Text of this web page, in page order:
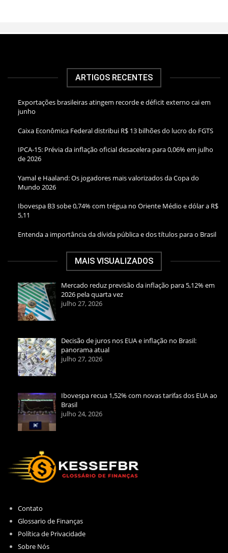
ARTIGOS RECENTES
Exportações brasileiras atingem recorde e déficit externo cai em
junho
Caixa Econômica Federal distribui R$ 13 bilhões do lucro do FGTS
IPCA-15: Prévia da inflação oficial desacelera para 0,06% em julho
de 2026
Yamal e Haaland: Os jogadores mais valorizados da Copa do
Mundo 2026
Ibovespa B3 sobe 0,74% com trégua no Oriente Médio e dólar a R$
5,11
Entenda a importância da dívida pública e dos títulos para o Brasil
MAIS VISUALIZADOS
Mercado reduz previsão da inflação para 5,12% em
2026 pela quarta vez
julho 27, 2026
Decisão de juros nos EUA e inflação no Brasil:
panorama atual
julho 27, 2026
Ibovespa recua 1,52% com novas tarifas dos EUA ao
Brasil
julho 24, 2026
Contato
Glossario de Finanças
Política de Privacidade
Sobre Nós